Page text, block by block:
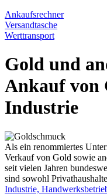
Ankaufsrechner
Versandtasche
Werttransport
Gold und
Ankauf von
Industrie
Als ein renommiertes
Verkauf von Gold sowie
seit vielen Jahren
sind sowohl
Industrie,